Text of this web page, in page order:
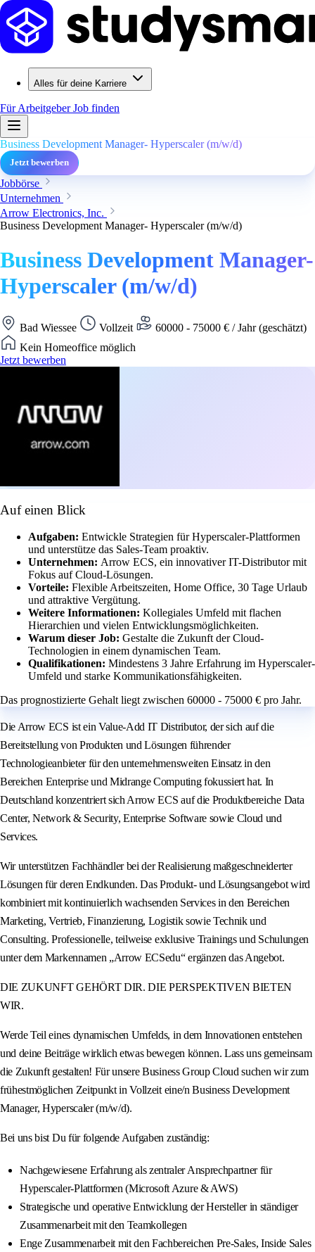
Alles für deine Karriere
Für ArbeitgeberJob finden
Business Development Manager- Hyperscaler (m/w/d)
Jetzt bewerben
Jobbörse
Unternehmen
Arrow Electronics, Inc.
Business Development Manager- Hyperscaler (m/w/d)
Business Development Manager-
Hyperscaler (m/w/d)
Bad Wiessee Vollzeit
60000 - 75000 € / Jahr (geschätzt)
Kein Homeoffice möglich
Jetzt bewerben
Auf einen Blick
Aufgaben: Entwickle Strategien für Hyperscaler-Plattformen
und unterstütze das Sales-Team proaktiv.
Unternehmen: Arrow ECS, ein innovativer IT-Distributor mit
Fokus auf Cloud-Lösungen.
Vorteile: Flexible Arbeitszeiten, Home Office, 30 Tage Urlaub
und attraktive Vergütung.
Weitere Informationen: Kollegiales Umfeld mit flachen
Hierarchien und vielen Entwicklungsmöglichkeiten.
Warum dieser Job: Gestalte die Zukunft der Cloud-
Technologien in einem dynamischen Team.
Qualifikationen: Mindestens 3 Jahre Erfahrung im Hyperscaler-
Umfeld und starke Kommunikationsfähigkeiten.
Das prognostizierte Gehalt liegt zwischen 60000 - 75000 € pro Jahr.
Die Arrow ECS ist ein Value-Add IT Distributor, der sich auf die
Bereitstellung von Produkten und Lösungen führender
Technologieanbieter für den unternehmensweiten Einsatz in den
Bereichen Enterprise und Midrange Computing fokussiert hat. In
Deutschland konzentriert sich Arrow ECS auf die Produktbereiche Data
Center, Network & Security, Enterprise Software sowie Cloud und
Services.
Wir unterstützen Fachhändler bei der Realisierung maßgeschneiderter
Lösungen für deren Endkunden. Das Produkt- und Lösungsangebot wird
kombiniert mit kontinuierlich wachsenden Services in den Bereichen
Marketing, Vertrieb, Finanzierung, Logistik sowie Technik und
Consulting. Professionelle, teilweise exklusive Trainings und Schulungen
unter dem Markennamen „Arrow ECSedu“ ergänzen das Angebot.
DIE ZUKUNFT GEHÖRT DIR. DIE PERSPEKTIVEN BIETEN
WIR.
Werde Teil eines dynamischen Umfelds, in dem Innovationen entstehen
und deine Beiträge wirklich etwas bewegen können. Lass uns gemeinsam
die Zukunft gestalten! Für unsere Business Group Cloud suchen wir zum
frühestmöglichen Zeitpunkt in Vollzeit eine/n Business Development
Manager, Hyperscaler (m/w/d).
Bei uns bist Du für folgende Aufgaben zuständig:
Nachgewiesene Erfahrung als zentraler Ansprechpartner für
Hyperscaler-Plattformen (Microsoft Azure & AWS)
Strategische und operative Entwicklung der Hersteller in ständiger
Zusammenarbeit mit den Teamkollegen
Enge Zusammenarbeit mit den Fachbereichen Pre-Sales, Inside Sales